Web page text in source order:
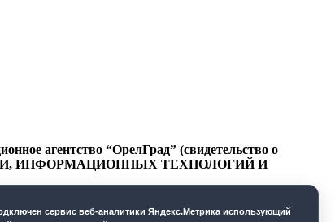
агентство “ОрелГрад” (свидетельство о
ИНФОРМАЦИОННЫХ ТЕХНОЛОГИЙ И
сервис веб-аналитики Яндекс.Метрика использующий